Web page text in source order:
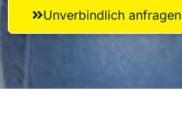
Unverbindlich anfragen